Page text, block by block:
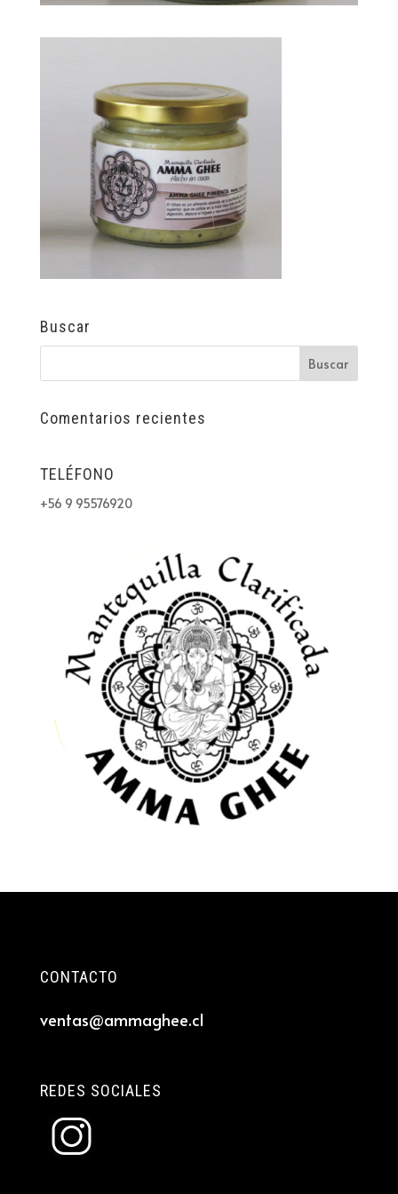
Buscar
Comentarios recientes
TELÉFONO
+56 9 95576920
CONTACTO
ventas@ammaghee.cl
REDES SOCIALES